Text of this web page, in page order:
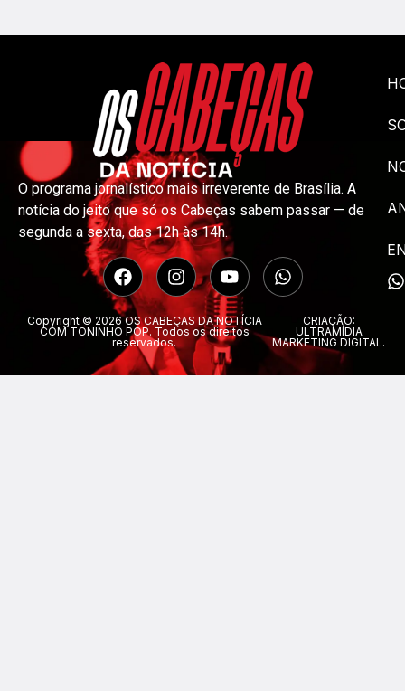
O programa jornalístico mais irreverente de Brasília. A
notícia do jeito que só os Cabeças sabem passar — de
segunda a sexta, das 12h às 14h.
Copyright © 2026 OS CABEÇAS DA NOTÍCIA
COM TONINHO POP. Todos os direitos
reservados.
CRIAÇÃO:
ULTRAMÍDIA
MARKETING DIGITAL.